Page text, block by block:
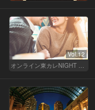
Vol.12
オンライン東カレNIGHT イベント募集